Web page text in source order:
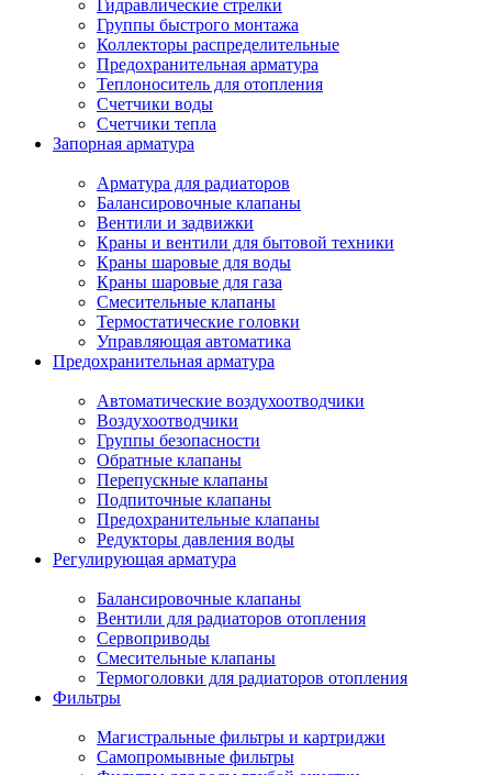
Гидравлические стрелки
Группы быстрого монтажа
Коллекторы распределительные
Предохранительная арматура
Теплоноситель для отопления
Счетчики воды
Счетчики тепла
Запорная арматура
Арматура для радиаторов
Балансировочные клапаны
Вентили и задвижки
Краны и вентили для бытовой техники
Краны шаровые для воды
Краны шаровые для газа
Смесительные клапаны
Термостатические головки
Управляющая автоматика
Предохранительная арматура
Автоматические воздухоотводчики
Воздухоотводчики
Группы безопасности
Обратные клапаны
Перепускные клапаны
Подпиточные клапаны
Предохранительные клапаны
Редукторы давления воды
Регулирующая арматура
Балансировочные клапаны
Вентили для радиаторов отопления
Сервоприводы
Смесительные клапаны
Термоголовки для радиаторов отопления
Фильтры
Магистральные фильтры и картриджи
Самопромывные фильтры